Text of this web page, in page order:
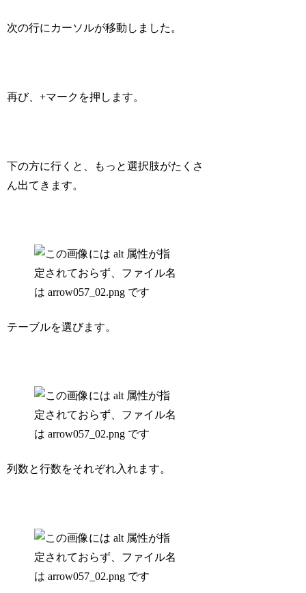
次の行にカーソルが移動しました。
再び、+マークを押します。
下の方に行くと、もっと選択肢がたくさ
ん出てきます。
テーブルを選びます。
列数と行数をそれぞれ入れます。